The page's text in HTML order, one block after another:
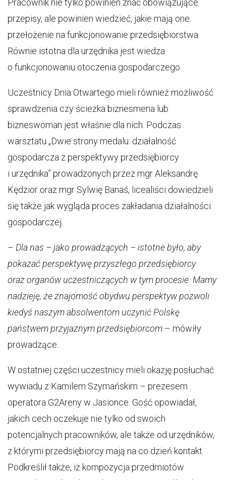
Pracownik nie tylko powinien znać obowiązujące
przepisy, ale powinien wiedzieć, jakie mają one
przełożenie na funkcjonowanie przedsiębiorstwa.
Równie istotna dla urzędnika jest wiedza
o funkcjonowaniu otoczenia gospodarczego.
Uczestnicy Dnia Otwartego mieli również możliwość
sprawdzenia czy ścieżka biznesmena lub
bizneswoman jest właśnie dla nich. Podczas
warsztatu „Dwie strony medalu: działalność
gospodarcza z perspektywy przedsiębiorcy
i urzędnika” prowadzonych przez mgr Aleksandrę
Kędzior oraz mgr Sylwię Banaś, licealiści dowiedzieli
się także jak wygląda proces zakładania działalności
gospodarczej.
– Dla nas – jako prowadzących – istotne było, aby
pokazać perspektywę przyszłego przedsiębiorcy
oraz organów uczestniczących w tym procesie. Mamy
nadzieję, że znajomość obydwu perspektyw pozwoli
kiedyś naszym absolwentom uczynić Polskę
państwem przyjaznym przedsiębiorcom – mówiły
prowadzące.
W ostatniej części uczestnicy mieli okazję posłuchać
wywiadu z Kamilem Szymańskim – prezesem
operatora G2Areny w Jasionce. Gość opowiadał,
jakich cech oczekuje nie tylko od swoich
potencjalnych pracowników, ale także od urzędników,
z którymi przedsiębiorcy mają na co dzień kontakt.
Podkreślił także, iż kompozycja przedmiotów